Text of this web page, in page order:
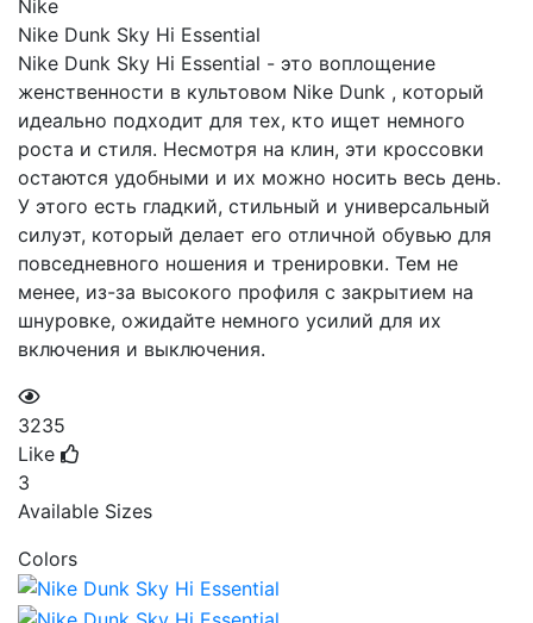
Nike
Nike Dunk Sky Hi Essential
Nike Dunk Sky Hi Essential - это воплощение
женственности в культовом Nike Dunk , который
идеально подходит для тех, кто ищет немного
роста и стиля. Несмотря на клин, эти кроссовки
остаются удобными и их можно носить весь день.
У этого есть гладкий, стильный и универсальный
силуэт, который делает его отличной обувью для
повседневного ношения и тренировки. Тем не
менее, из-за высокого профиля с закрытием на
шнуровке, ожидайте немного усилий для их
включения и выключения.
3235
Like
3
Available Sizes
Colors